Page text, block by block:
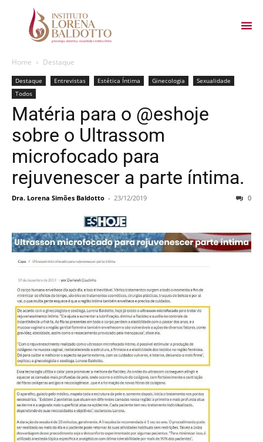
Home Destaque
Destaque Entrevistas Estética Íntima Ginecologia
Sexualidade
Todos
Matéria para o @eshoje
sobre o Ultrassom
microfocado para
rejuvenescer a parte íntima.
Dra. Lorena Simões Baldotto - 23/12/2019 0